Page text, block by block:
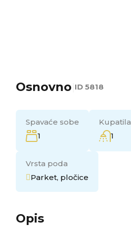
Osnovno ID 5818
Spavaće sobe
1
Kupatila
1
Vrsta poda
Parket, pločice
Opis